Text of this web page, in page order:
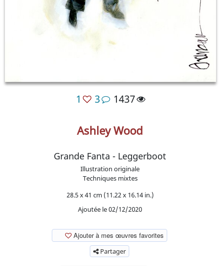
1 3 1437
Ashley Wood
Grande Fanta - Leggerboot
Illustration originale
Techniques mixtes
28.5 x 41 cm (11.22 x 16.14 in.)
Ajoutée le 02/12/2020
Ajouter à mes œuvres favorites
Partager